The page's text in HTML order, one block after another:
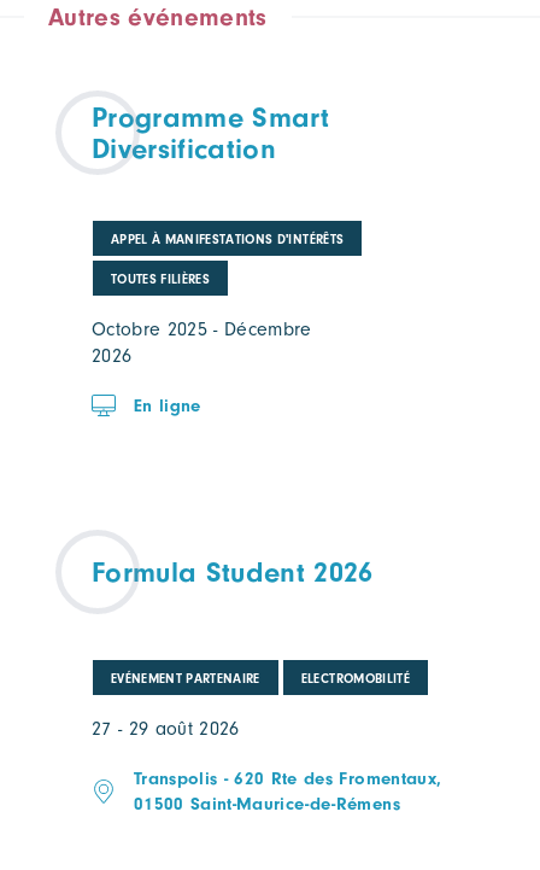
Autres événements
Programme Smart
Diversification
APPEL À MANIFESTATIONS D'INTÉRÊTS
TOUTES FILIÈRES
Octobre 2025 - Décembre
2026
En ligne
Formula Student 2026
EVÉNEMENT PARTENAIRE ELECTROMOBILITÉ
27 - 29 août 2026
Transpolis - 620 Rte des Fromentaux,
01500 Saint-Maurice-de-Rémens